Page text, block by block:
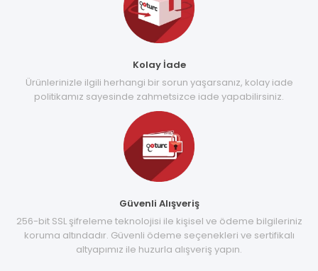
Kolay İade
Ürünlerinizle ilgili herhangi bir sorun yaşarsanız, kolay iade
politikamız sayesinde zahmetsizce iade yapabilirsiniz.
Güvenli Alışveriş
256-bit SSL şifreleme teknolojisi ile kişisel ve ödeme bilgileriniz
koruma altındadır. Güvenli ödeme seçenekleri ve sertifikalı
altyapımız ile huzurla alışveriş yapın.